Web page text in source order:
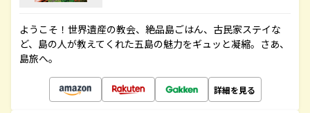
ようこそ！世界遺産の教会、絶品島ごはん、古民家ステイな
ど、島の人が教えてくれた五島の魅力をギュッと凝縮。さあ、
島旅へ。
詳細を見る